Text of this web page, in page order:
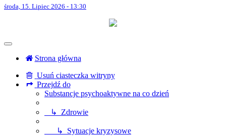
środa, 15. Lipiec 2026 - 13:30
Strona główna
Usuń ciasteczka witryny
Przejdź do
Substancje psychoaktywne na co dzień
↳ Zdrowie
↳ Sytuacje kryzysowe